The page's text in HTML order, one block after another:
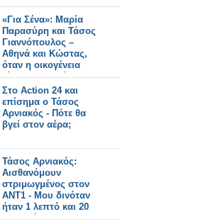
«Για Σένα»: Μαρία
Παρασύρη και Τάσος
Γιαννόπουλος –
Αθηνά και Κώστας,
όταν η οικογένεια
γίνεται καταφύγιο
Στο Action 24 και
επίσημα ο Τάσος
Αρνιακός - Πότε θα
βγεί στον αέρα;
Τάσος Αρνιακός:
Αισθανόμουν
στριμωγμένος στον
ΑΝΤ1 - Μου δινόταν
ήταν 1 λεπτό και 20
δευτερόλεπτα